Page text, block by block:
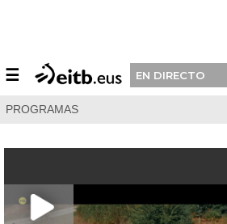
☰ EN DIRECTO
PROGRAMAS